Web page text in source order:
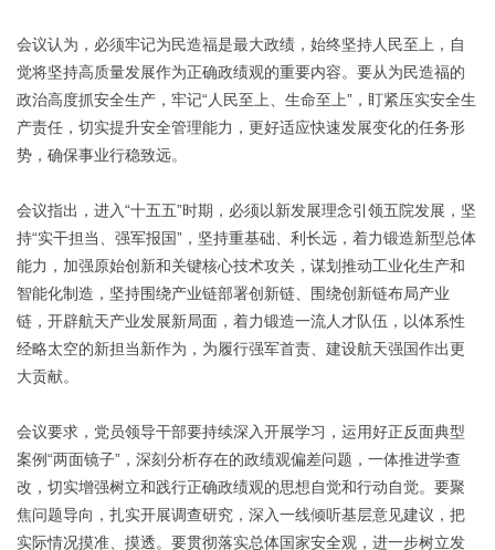
会议认为，必须牢记为民造福是最大政绩，始终坚持人民至上，自
觉将坚持高质量发展作为正确政绩观的重要内容。要从为民造福的
政治高度抓安全生产，牢记“人民至上、生命至上”，盯紧压实安全生
产责任，切实提升安全管理能力，更好适应快速发展变化的任务形
势，确保事业行稳致远。
会议指出，进入“十五五”时期，必须以新发展理念引领五院发展，坚
持“实干担当、强军报国”，坚持重基础、利长远，着力锻造新型总体
能力，加强原始创新和关键核心技术攻关，谋划推动工业化生产和
智能化制造，坚持围绕产业链部署创新链、围绕创新链布局产业
链，开辟航天产业发展新局面，着力锻造一流人才队伍，以体系性
经略太空的新担当新作为，为履行强军首责、建设航天强国作出更
大贡献。
会议要求，党员领导干部要持续深入开展学习，运用好正反面典型
案例“两面镜子”，深刻分析存在的政绩观偏差问题，一体推进学查
改，切实增强树立和践行正确政绩观的思想自觉和行动自觉。要聚
焦问题导向，扎实开展调查研究，深入一线倾听基层意见建议，把
实际情况摸准、摸透。要贯彻落实总体国家安全观，进一步树立发